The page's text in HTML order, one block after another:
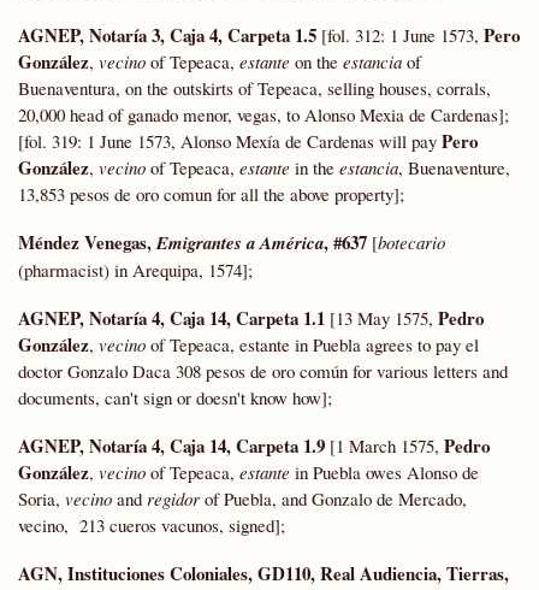
AGNEP, Notaría 3, Caja 4, Carpeta 1.5 [fol. 312: 1 June 1573, Pero
González, vecino of Tepeaca, estante on the estancia of
Buenaventura, on the outskirts of Tepeaca, selling houses, corrals,
20,000 head of ganado menor, vegas, to Alonso Mexia de Cardenas];
[fol. 319: 1 June 1573, Alonso Mexía de Cardenas will pay Pero
González, vecino of Tepeaca, estante in the estancia, Buenaventure,
13,853 pesos de oro comun for all the above property];
Méndez Venegas,Emigrantesa América, #637 [botecario
(pharmacist) in Arequipa, 1574];
AGNEP, Notaría 4, Caja 14, Carpeta 1.1 [13 May 1575, Pedro
González, vecino of Tepeaca, estante in Puebla agrees to pay el
doctor Gonzalo Daca 308 pesos de oro común for various letters and
documents, can't sign or doesn't know how];
AGNEP, Notaría 4, Caja 14, Carpeta 1.9 [1 March 1575, Pedro
González, vecino of Tepeaca, estante in Puebla owes Alonso de
Soria, vecino and regidor of Puebla, and Gonzalo de Mercado,
vecino, 213 cueros vacunos, signed];
AGN, Instituciones Coloniales, GD110, Real Audiencia, Tierras,